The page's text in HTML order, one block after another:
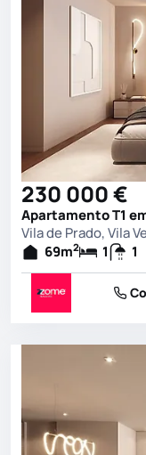
230 000 €
Apartamento T1
Vila de Prado, Vila
69m2 1 1